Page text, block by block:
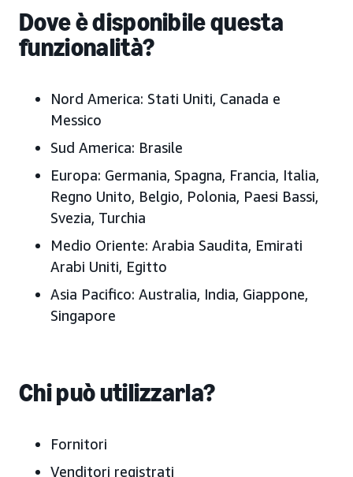
Dove è disponibile questa
funzionalità?
Nord America: Stati Uniti, Canada e
Messico
Sud America: Brasile
Europa: Germania, Spagna, Francia, Italia,
Regno Unito, Belgio, Polonia, Paesi Bassi,
Svezia, Turchia
Medio Oriente: Arabia Saudita, Emirati
Arabi Uniti, Egitto
Asia Pacifico: Australia, India, Giappone,
Singapore
Chi può utilizzarla?
Fornitori
Venditori registrati